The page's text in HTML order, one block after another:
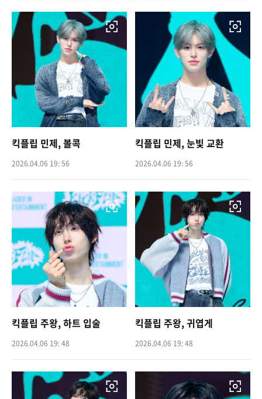
킥플립 민제, 볼콕
2026.04.06 19: 56
킥플립 민제, 눈빛 교환
2026.04.06 19: 56
킥플립 주왕, 하트 입술
2026.04.06 19: 48
킥플립 주왕, 귀엽게
2026.04.06 19: 48